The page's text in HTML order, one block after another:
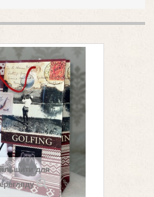
для